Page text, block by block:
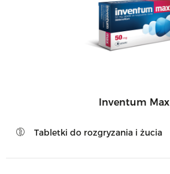
Inventum Max
Tabletki do rozgryzania i żucia